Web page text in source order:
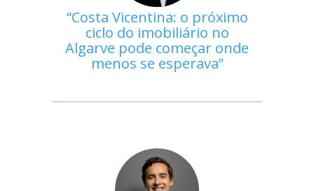
Costa Vicentina: o próximo
ciclo do imobiliário no
Algarve pode começar onde
menos se esperava